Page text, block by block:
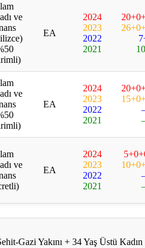
ve
EA
2024
2023
2022
2021
ve
EA
2024
2023
2022
2021
ve
EA
2024
2023
2022
2021
Gazi Yakını + 34 Yaş Üstü